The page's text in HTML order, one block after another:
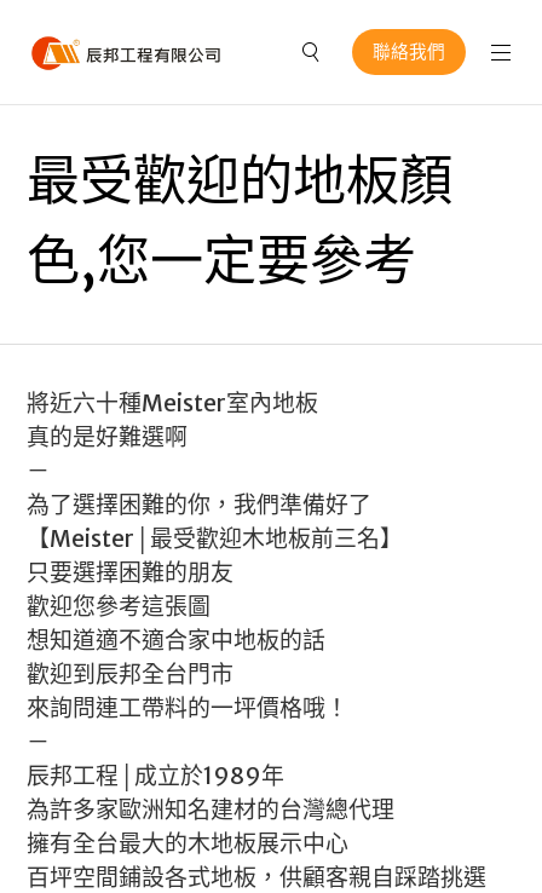
聯絡我們
最受歡迎的地板顏
色,您一定要參考
將近六十種Meister室內地板
真的是好難選啊
－
為了選擇困難的你，我們準備好了
【Meister│最受歡迎木地板前三名】
只要選擇困難的朋友
歡迎您參考這張圖
想知道適不適合家中地板的話
歡迎到辰邦全台門市
來詢問連工帶料的一坪價格哦！
－
辰邦工程│成立於1989年
為許多家歐洲知名建材的台灣總代理
擁有全台最大的木地板展示中心
百坪空間鋪設各式地板，供顧客親自踩踏挑選